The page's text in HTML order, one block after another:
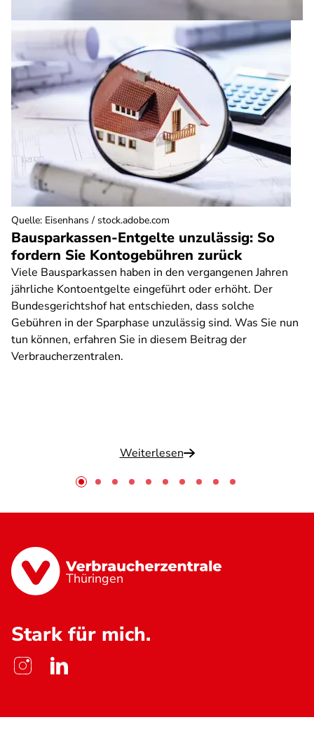
Bausparkassen-Entgelte unzulässig: So
fordern Sie Kontogebühren zurück
Viele Bausparkassen haben in den vergangenen Jahren
jährliche Kontoentgelte eingeführt oder erhöht. Der
Bundesgerichtshof hat entschieden, dass solche
Gebühren in der Sparphase unzulässig sind. Was Sie nun
tun können, erfahren Sie in diesem Beitrag der
Verbraucherzentralen.
Weiterlesen
Quelle: Eisenhans / stock.adobe.com
Thüringen
Stark für mich.